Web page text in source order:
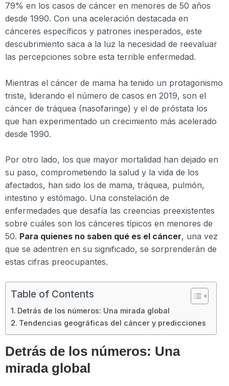
79% en los casos de cáncer en menores de 50 años
desde 1990. Con una aceleración destacada en
cánceres específicos y patrones inesperados, este
descubrimiento saca a la luz la necesidad de reevaluar
las percepciones sobre esta terrible enfermedad.
Mientras el cáncer de mama ha tenido un protagonismo
triste, liderando el número de casos en 2019, son el
cáncer de tráquea (nasofaringe) y el de próstata los
que han experimentado un crecimiento más acelerado
desde 1990.
Por otro lado, los que mayor mortalidad han dejado en
su paso, comprometiendo la salud y la vida de los
afectados, han sido los de mama, tráquea, pulmón,
intestino y estómago. Una constelación de
enfermedades que desafía las creencias preexistentes
sobre cuáles son los cánceres típicos en menores de
50. Para quienes no saben qué es el cáncer, una vez
que se adentren en su significado, se sorprenderán de
estas cifras preocupantes.
Table of Contents
Detrás de los números: Una mirada global
Tendencias geográficas del cáncer y predicciones
Detrás de los números: Una
mirada global